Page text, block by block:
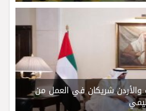
والأردن شريكان في العمل من